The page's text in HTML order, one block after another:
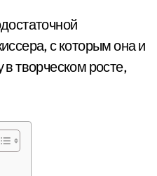
с которым она и
творческом росте,